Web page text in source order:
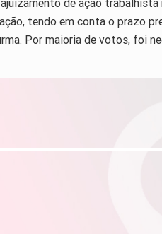
de ação trabalhista
tendo em conta o prazo
Por maioria de votos, foi